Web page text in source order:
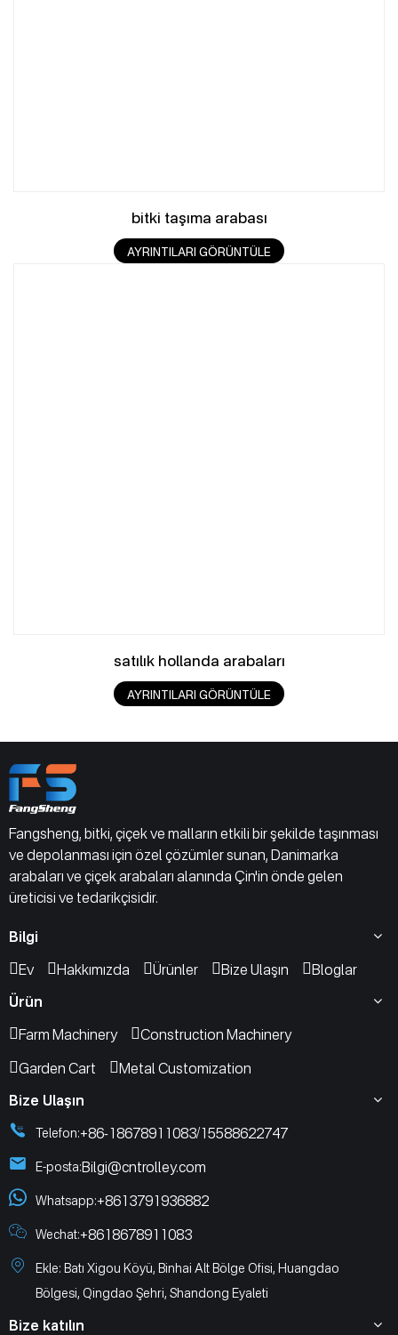
bitki taşıma arabası
AYRINTILARI GÖRÜNTÜLE
satılık hollanda arabaları
AYRINTILARI GÖRÜNTÜLE
Fangsheng, bitki, çiçek ve malların etkili bir şekilde taşınması
ve depolanması için özel çözümler sunan, Danimarka
arabaları ve çiçek arabaları alanında Çin'in önde gelen
üreticisi ve tedarikçisidir.
Bilgi
Ev
Hakkımızda Ürünler Bize Ulaşın
Bloglar
Ürün
Farm Machinery
Construction Machinery
Garden Cart
Metal Customization
Bize Ulaşın
Telefon:+86-18678911083/15588622747
E-posta:Bilgi@cntrolley.com
Whatsapp:+8613791936882
Wechat:+8618678911083
Ekle: Batı Xigou Köyü, Binhai Alt Bölge Ofisi, Huangdao
Bölgesi, Qingdao Şehri, Shandong Eyaleti
Bize katılın